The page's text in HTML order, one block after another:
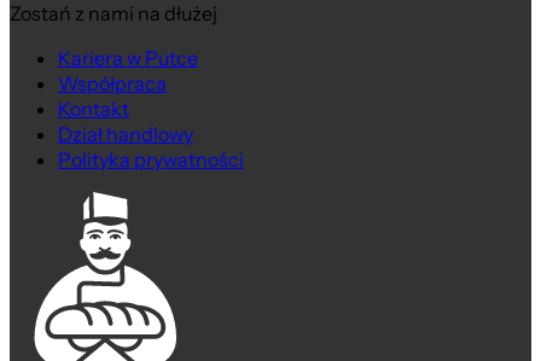
Zostań z nami na dłużej
Kariera w Putce
Współpraca
Kontakt
Dział handlowy
Polityka prywatności